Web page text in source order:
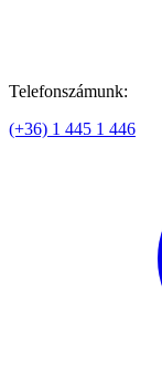
Telefonszámunk:
(+36) 1 445 1 446